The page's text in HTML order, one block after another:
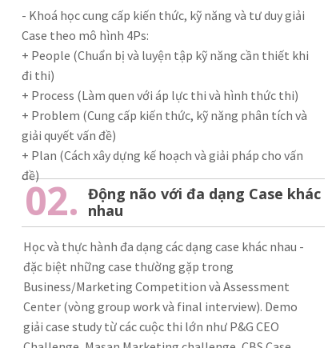
- Khoá học cung cấp kiến thức, kỹ năng và tư duy giải
Case theo mô hình 4Ps:
+ People (Chuẩn bị và luyện tập kỹ năng cần thiết khi
đi thi)
+ Process (Làm quen với áp lực thi và hình thức thi)
+ Problem (Cung cấp kiến thức, kỹ năng phân tích và
giải quyết vấn đề)
+ Plan (Cách xây dựng kế hoạch và giải pháp cho vấn
đề)
02. Động não với đa dạng Case khác
nhau
Học và thực hành đa dạng các dạng case khác nhau -
đặc biệt những case thường gặp trong
Business/Marketing Competition và Assessment
Center (vòng group work và final interview). Demo
giải case study từ các cuộc thi lớn như P&G CEO